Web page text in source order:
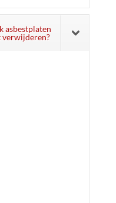
asbestplaten
verwijderen?